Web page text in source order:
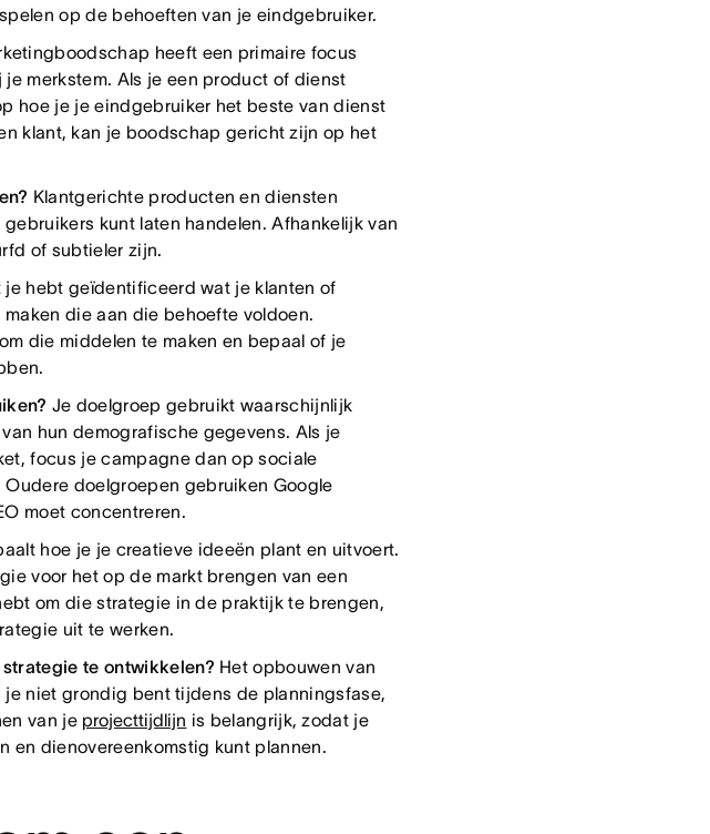
op de behoeften van je eindgebruiker.
heeft een primaire focus
merkstem. Als je een product of dienst
hoe je je eindgebruiker het beste van dienst
klant, kan je boodschap gericht zijn op het
Klantgerichte producten en diensten
kunt laten handelen. Afhankelijk van
of subtieler zijn.
je hebt geïdentificeerd wat je klanten of
die aan die behoefte voldoen.
die middelen te maken en bepaal of je
Je doelgroep gebruikt waarschijnlijk
hun demografische gegevens. Als je
focus je campagne dan op sociale
doelgroepen gebruiken Google
moet concentreren.
hoe je je creatieve ideeën plant en uitvoert.
voor het op de markt brengen van een
om die strategie in de praktijk te brengen,
uit te werken.
te ontwikkelen? Het opbouwen van
niet grondig bent tijdens de planningsfase,
van je projecttijdlijn is belangrijk, zodat je
en dienovereenkomstig kunt plannen.